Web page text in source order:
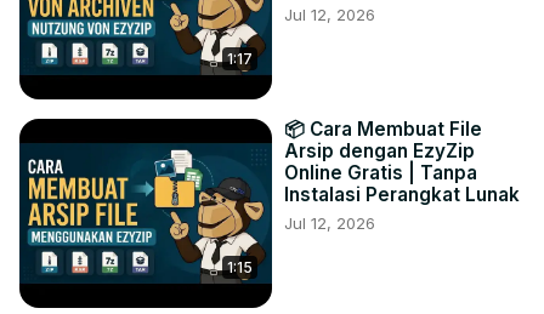
1:17
Jul 12, 2026
1:15
📦 Cara Membuat File
Arsip dengan EzyZip
Online Gratis | Tanpa
Instalasi Perangkat Lunak
Jul 12, 2026